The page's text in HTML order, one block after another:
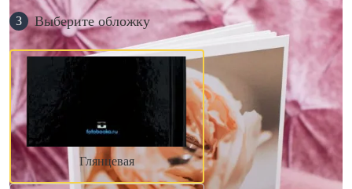
3 Выберите обложку
Глянцевая